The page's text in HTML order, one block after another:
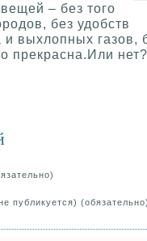
– без того
без удобств
и выхлопных газов,
прекрасна.Или нет?
публикуется)